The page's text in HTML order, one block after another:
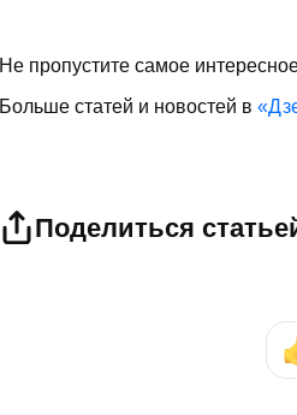
Не пропустите самое
Больше статей и новостей в
Поделиться